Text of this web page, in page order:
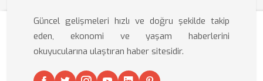
Güncel gelişmeleri hızlı ve doğru şekilde takip
eden, ekonomi ve yaşam haberlerini
okuyucularına ulaştıran haber sitesidir.